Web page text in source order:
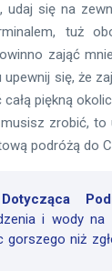
udaj się na
tuż
zająć
się, że
piękną
zrobić,
podróżą do
i wody na
gorszego niż